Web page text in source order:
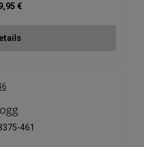
Preis:
€
461